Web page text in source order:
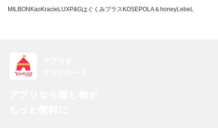
MILBON KaoKracie LUXP&Gはぐくみプラス KOSEPOLA＆honeyLebeL